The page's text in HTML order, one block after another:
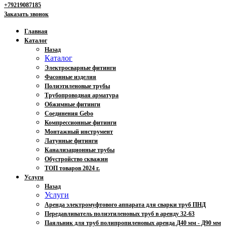
+79219087185
Заказать звонок
Главная
Каталог
Назад
Каталог
Электросварные фитинги
Фасонные изделия
Полиэтиленовые трубы
Трубопроводная арматура
Обжимные фитинги
Соединения Gebo
Компрессионные фитинги
Монтажный инструмент
Латунные фитинги
Канализационные трубы
Обустройство скважин
ТОП товаров 2024 г.
Услуги
Назад
Услуги
Аренда электромуфтового аппарата для сварки труб ПНД
Передавливатель полиэтиленовых труб в аренду 32-63
Паяльник для труб полипропиленовых аренда Д40 мм - Д90 мм